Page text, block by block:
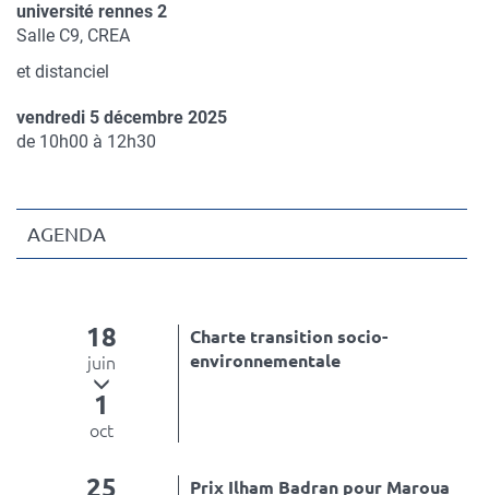
université rennes 2
Compléments
lieu
Salle C9, CREA
et distanciel
vendredi 5 décembre 2025
Complément
de 10h00 à 12h30
AGENDA
18
juin
1
oct
Charte transition socio-
environnementale
25 Prix Ilham Badran pour Maroua